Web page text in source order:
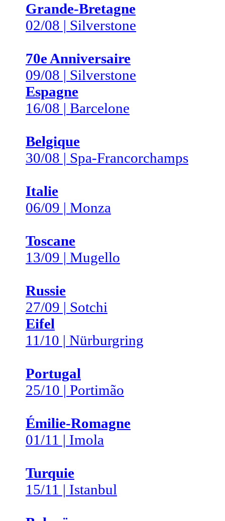
Grande-Bretagne
02/08 | Silverstone
70e Anniversaire
09/08 | Silverstone
Espagne
16/08 | Barcelone
Belgique
30/08 | Spa-Francorchamps
Italie
06/09 | Monza
Toscane
13/09 | Mugello
Russie
27/09 | Sotchi
Eifel
11/10 | Nürburgring
Portugal
25/10 | Portimão
Émilie-Romagne
01/11 | Imola
Turquie
15/11 | Istanbul